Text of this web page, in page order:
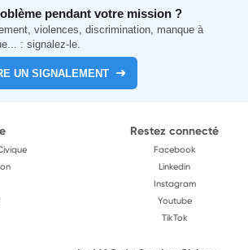
pendant votre mission ?
violences, discrimination, manque à
: signalez-le.
UN SIGNALEMENT
Restez connecté
Facebook
Linkedin
Instagram
Youtube
TikTok